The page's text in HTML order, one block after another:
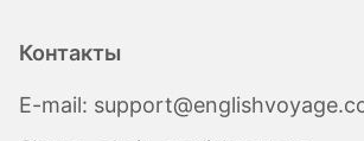
Контакты
E-mail: